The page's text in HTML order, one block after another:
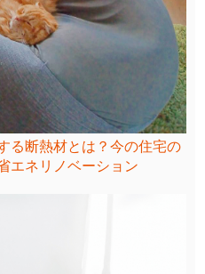
る断熱材とは？今の住宅の
エネリノベーション